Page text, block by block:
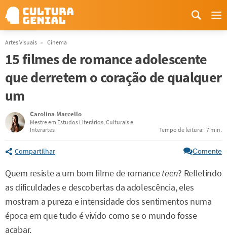
Artes Visuais Cinema
15 filmes de romance adolescente
que derretem o coração de qualquer
um
Carolina Marcello
Mestre em Estudos Literários, Culturais e
Interartes
Tempo de leitura: 7 min.
Compartilhar Comente
Quem resiste a um bom filme de romanceteen? Refletindo
as dificuldades e descobertas da adolescência, eles
mostram a pureza e intensidade dos sentimentos numa
época em que tudo é vivido como se o mundo fosse
acabar.